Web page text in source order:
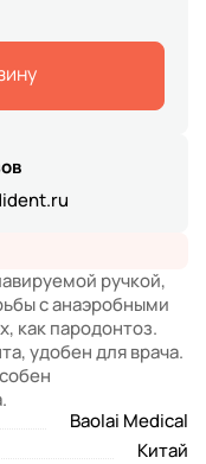
ручкой,
с анаэробными
как пародонтоз.
удобен для врача.
Baolai Medical
Китай